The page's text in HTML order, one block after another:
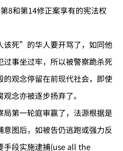
8和第14修正案享有的宪法权
死”的华人要开骂了，如同他
事坐过牢，所以被警察跪杀死
观念停留在前现代社会，即使
念亦被逐步扬弃了。
第一轮庭审赢了，法源根据是
图后，如被告仍逃跑或强力反
手段实施逮捕(use all the